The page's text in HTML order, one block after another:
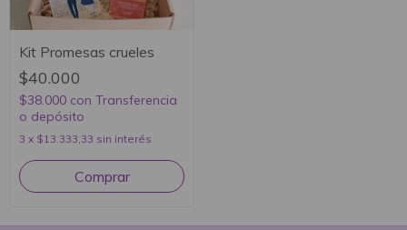
Kit Promesas crueles
$40.000
$38.000 con Transferencia
o depósito
3 x $13.333,33 sin interés